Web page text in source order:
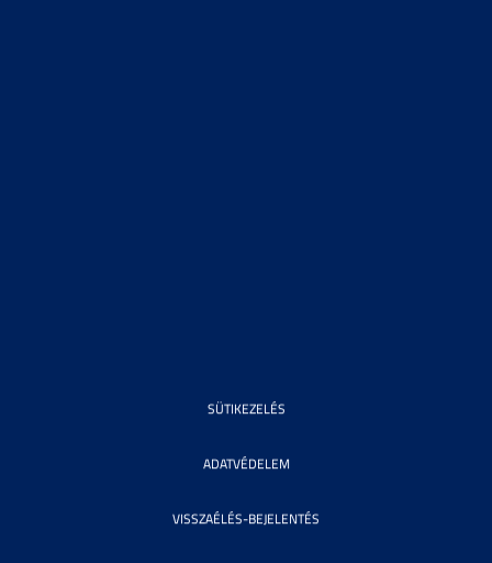
SÜTIKEZELÉS
ADATVÉDELEM
VISSZAÉLÉS-BEJELENTÉS